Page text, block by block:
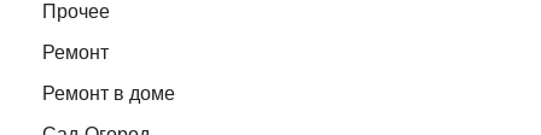
Прочее
Ремонт
Ремонт в доме